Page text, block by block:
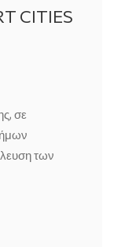
CITIES
σε
των